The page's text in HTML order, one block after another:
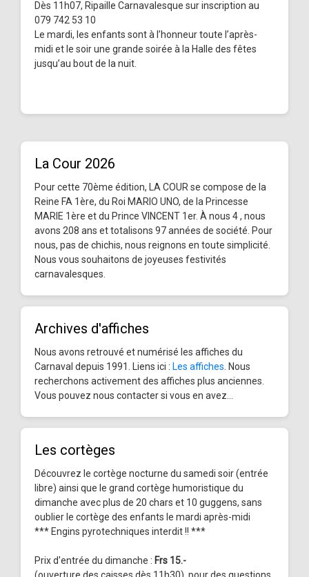
Dès 11h07, Ripaille Carnavalesque sur inscription au
079 742 53 10
Le mardi, les enfants sont à l’honneur toute l’après-
midi et le soir une grande soirée à la Halle des fêtes
jusqu’au bout de la nuit.
La Cour 2026
Pour cette 70ème édition, LA COUR se compose de la
Reine FA 1ère, du Roi MARIO UNO, de la Princesse
MARIE 1ère et du Prince VINCENT 1er. À nous 4 , nous
avons 208 ans et totalisons 97 années de société. Pour
nous, pas de chichis, nous reignons en toute simplicité.
Nous vous souhaitons de joyeuses festivités
carnavalesques.
Archives d'affiches
Nous avons retrouvé et numérisé les affiches du
Carnaval depuis 1991. Liens ici : Les affiches . Nous
recherchons activement des affiches plus anciennes.
Vous pouvez nous contacter si vous en avez...
Les cortèges
Découvrez le cortège nocturne du samedi soir (entrée
libre) ainsi que le grand cortège humoristique du
dimanche avec plus de 20 chars et 10 guggens, sans
oublier le cortège des enfants le mardi après-midi
*** Engins pyrotechniques interdit !! ***
Prix d'entrée du dimanche : Frs 15.-